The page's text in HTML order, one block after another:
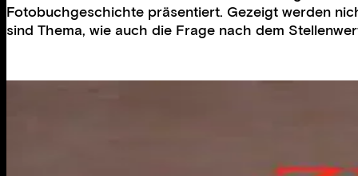
Fotobuchgeschichte präsentiert. Gezeigt werden
sind Thema, wie auch die Frage nach dem